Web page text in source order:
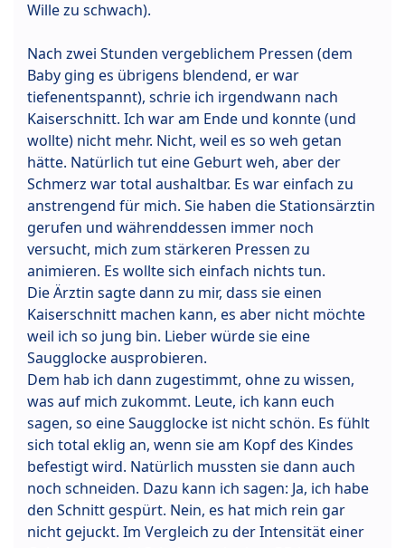
Wille zu schwach).
Nach zwei Stunden vergeblichem Pressen (dem
Baby ging es übrigens blendend, er war
tiefenentspannt), schrie ich irgendwann nach
Kaiserschnitt. Ich war am Ende und konnte (und
wollte) nicht mehr. Nicht, weil es so weh getan
hätte. Natürlich tut eine Geburt weh, aber der
Schmerz war total aushaltbar. Es war einfach zu
anstrengend für mich. Sie haben die Stationsärztin
gerufen und währenddessen immer noch
versucht, mich zum stärkeren Pressen zu
animieren. Es wollte sich einfach nichts tun.
Die Ärztin sagte dann zu mir, dass sie einen
Kaiserschnitt machen kann, es aber nicht möchte
weil ich so jung bin. Lieber würde sie eine
Saugglocke ausprobieren.
Dem hab ich dann zugestimmt, ohne zu wissen,
was auf mich zukommt. Leute, ich kann euch
sagen, so eine Saugglocke ist nicht schön. Es fühlt
sich total eklig an, wenn sie am Kopf des Kindes
befestigt wird. Natürlich mussten sie dann auch
noch schneiden. Dazu kann ich sagen: Ja, ich habe
den Schnitt gespürt. Nein, es hat mich rein gar
nicht gejuckt. Im Vergleich zu der Intensität einer